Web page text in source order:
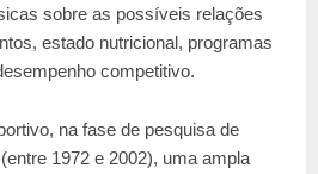
sobre as possíveis relações
estado nutricional, programas
competitivo.
na fase de pesquisa de
1972 e 2002), uma ampla